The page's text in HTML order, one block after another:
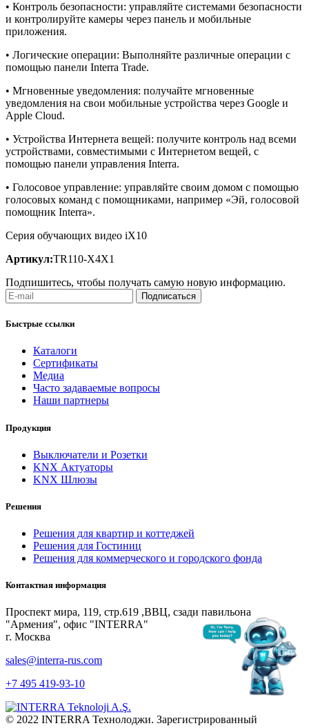
• Контроль безопасности: управляйте системами безопасности
и контролируйте камеры через панель и мобильные
приложения.
• Логические операции: Выполняйте различные операции с
помощью панели Interra Trade.
• Мгновенные уведомления: получайте мгновенные
уведомления на свои мобильные устройства через Google и
Apple Cloud.
• Устройства Интернета вещей: получите контроль над всеми
устройствами, совместимыми с Интернетом вещей, с
помощью панели управления Interra.
• Голосовое управление: управляйте своим домом с помощью
голосовых команд с помощниками, например «Эй, голосовой
помощник Interra».
Серия обучающих видео iX10
Артикул:TR110-X4X1
Подпишитесь, чтобы получать самую новую информацию.
Подписаться
Быстрые ссылки
Каталоги
Сертификаты
Медиа
Часто задаваемые вопросы
Наши партнеры
Продукция
Выключатели и Розетки
KNX Актуаторы
KNX Шлюзы
Решения
Решения для квартир и коттеджей
Решения для Гостиниц
Решения для коммерческого и городского фонда
Контактная информация
Проспект мира, 119, стр.619 ,ВВЦ, сзади павильона
"Армения", офис "INTERRA"
г. Москва
sales@interra-rus.com
+7 495 419-93-10
© 2022 INTERRA Технолоджи. Зарегистрированный